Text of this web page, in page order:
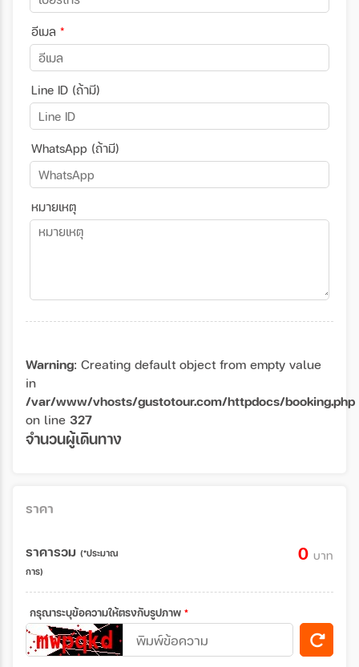
อีเมล *
Line ID (ถ้ามี)
WhatsApp (ถ้ามี)
หมายเหตุ
Warning: Creating default object from empty value
in
/var/www/vhosts/gustotour.com/httpdocs/booking.php
on line 327
จำนวนผู้เดินทาง
ราคา
ราคารวม (*ประมาณ
การ)
0 บาท
กรุณาระบุข้อความให้ตรงกับรูปภาพ *